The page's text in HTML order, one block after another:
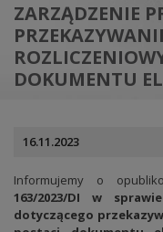
ZARZĄDZENIE
DOKUMENTU
16.11.2023
Informujemy o
163/2023/DI w
dotyczącego